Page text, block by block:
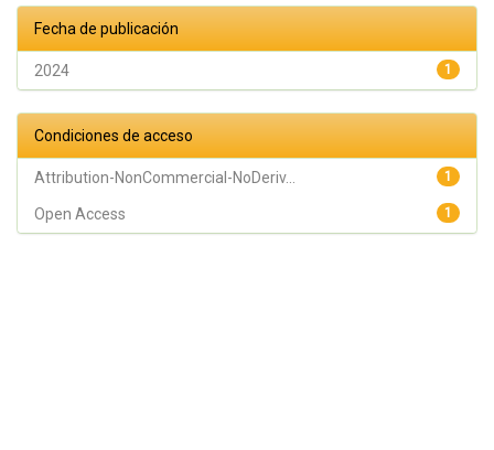
Fecha de publicación
1
2024
Condiciones de acceso
1
Attribution-NonCommercial-NoDeriv...
1
Open Access